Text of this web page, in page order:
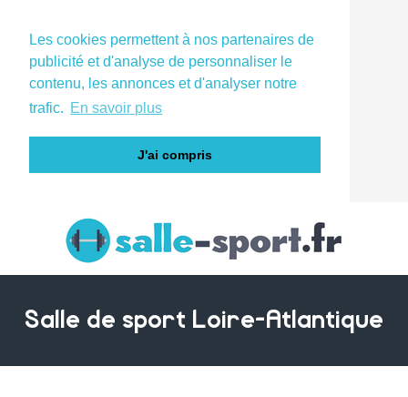
Les cookies permettent à nos partenaires de
publicité et d'analyse de personnaliser le
contenu, les annonces et d'analyser notre
trafic. En savoir plus
J'ai compris
Salle de sport Loire-Atlantique